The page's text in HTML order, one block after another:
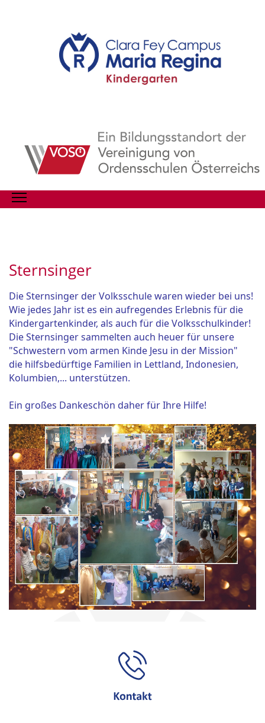
Sternsinger
Die Sternsinger der Volksschule waren wieder bei uns!
Wie jedes Jahr ist es ein aufregendes Erlebnis für die
Kindergartenkinder, als auch für die Volksschulkinder!
Die Sternsinger sammelten auch heuer für unsere
"Schwestern vom armen Kinde Jesu in der Mission"
die hilfsbedürftige Familien in Lettland, Indonesien,
Kolumbien,... unterstützen.
Ein großes Dankeschön daher für Ihre Hilfe!